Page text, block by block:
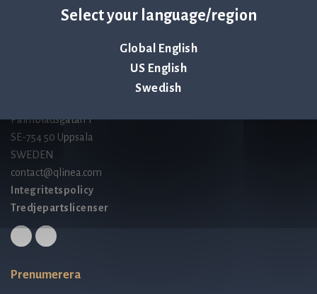
Select your language/region
Global English
US English
Swedish
Q-linea is an
Palmbladsgatan 1
SE-754 50 Uppsala
SWEDEN
contact@qlinea.com
Integritetspolicy
Tredjepartslicenser
Prenumerera